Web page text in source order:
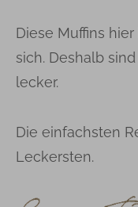
Diese Muffins
sich. Deshalb
lecker.
Die einfachsten
Leckersten.